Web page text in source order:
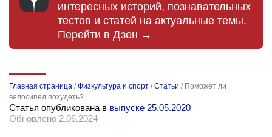
интересных историй, познавательных
тестов и статей на актуальные темы.
Перейти в Дзен →
Главная страница /Физкультура и спорт /Статьи / Поможет ли
велосипед похудеть?
Статья опубликована в выпуске 25.05.2020
Обновлено 2.06.2024